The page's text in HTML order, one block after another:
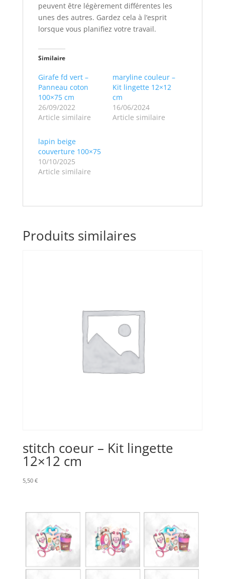
peuvent être légèrement différentes les
unes des autres. Gardez cela à l’esprit
lorsque vous planifiez votre travail.
Similaire
Girafe fd vert –
Panneau coton
100×75 cm
26/09/2022
Article similaire
maryline couleur –
Kit lingette 12×12
cm
16/06/2024
Article similaire
lapin beige
couverture 100×75
10/10/2025
Article similaire
Produits similaires
stitch coeur – Kit lingette
12×12 cm
5,50 €